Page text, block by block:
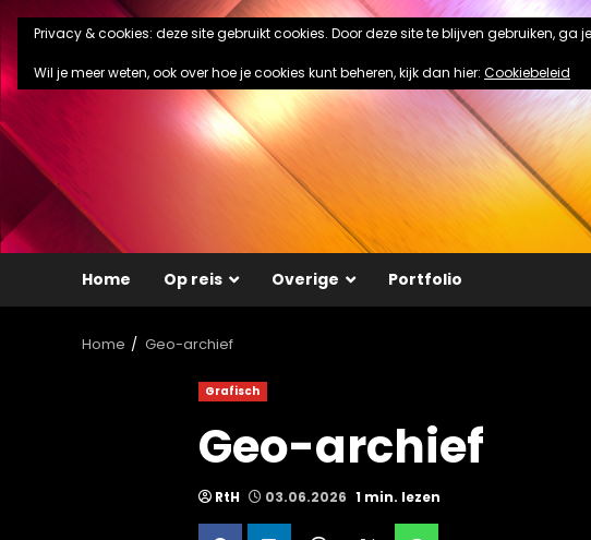
Ga
naar
de
inhoud
Home Op reis Overige Portfolio
Home Geo-archief
Grafisch
Geo-archief
RtH 03.06.2026 1 min. lezen
Privacy & cookies: deze site gebruikt cookies. Door deze site te blijven gebruiken, ga
Wil je meer weten, ook over hoe je cookies kunt beheren, kijk dan hier: Cookiebeleid